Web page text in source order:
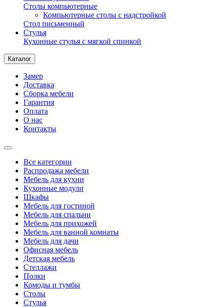
Столы компьютерные
Компьютерные столы с надстройкой
Стол письменный
Стулья
Кухонные стулья с мягкой спинкой
Каталог
Замер
Доставка
Сборка мебели
Гарантия
Оплата
О нас
Контакты
Все категории
Распродажа мебели
Мебель для кухни
Кухонные модули
Шкафы
Мебель для гостиной
Мебель для спальни
Мебель для прихожей
Мебель для ванной комнаты
Мебель для дачи
Офисная мебель
Детская мебель
Стеллажи
Полки
Комоды и тумбы
Столы
Стулья